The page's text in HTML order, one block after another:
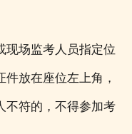
现场监考人员指定位
放在座位左上角，
不符的，不得参加考